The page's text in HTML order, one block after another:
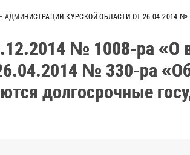
КУРСКОЙ ОБЛАСТИ ОТ 26.04.2014 №
№ 1008-ра «О
№ 330-ра
долгосрочные